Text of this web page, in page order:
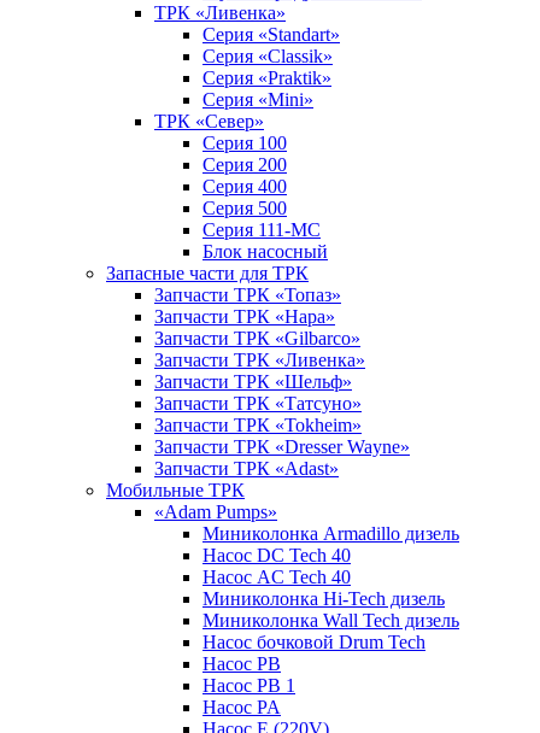
ТРК «Ливенка»
Серия «Standart»
Серия «Classik»
Серия «Praktik»
Серия «Mini»
ТРК «Север»
Серия 100
Серия 200
Серия 400
Серия 500
Серия 111-МС
Блок насосный
Запасные части для ТРК
Запчасти ТРК «Топаз»
Запчасти ТРК «Нара»
Запчасти ТРК «Gilbarco»
Запчасти ТРК «Ливенка»
Запчасти ТРК «Шельф»
Запчасти ТРК «Татсуно»
Запчасти ТРК «Tokheim»
Запчасти ТРК «Dresser Wayne»
Запчасти ТРК «Adast»
Мобильные ТРК
«Adam Pumps»
Миниколонка Armadillo дизель
Насос DC Tech 40
Насос AC Tech 40
Миниколонка Hi-Tech дизель
Миниколонка Wall Tech дизель
Насос бочковой Drum Tech
Насос PB
Насос PB 1
Насос PA
Насос E (220V)